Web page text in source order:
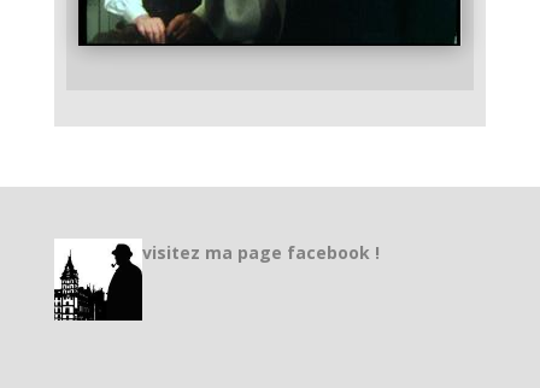
visitez ma page facebook !